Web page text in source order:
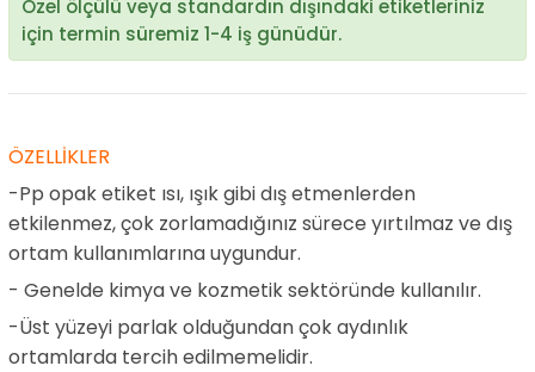
Özel ölçülü veya standardın dışındaki etiketleriniz
için termin süremiz 1-4 iş günüdür.
ÖZELLİKLER
-Pp opak etiket ısı, ışık gibi dış etmenlerden
etkilenmez, çok zorlamadığınız sürece yırtılmaz ve dış
ortam kullanımlarına uygundur.
- Genelde kimya ve kozmetik sektöründe kullanılır.
-Üst yüzeyi parlak olduğundan çok aydınlık
ortamlarda tercih edilmemelidir.